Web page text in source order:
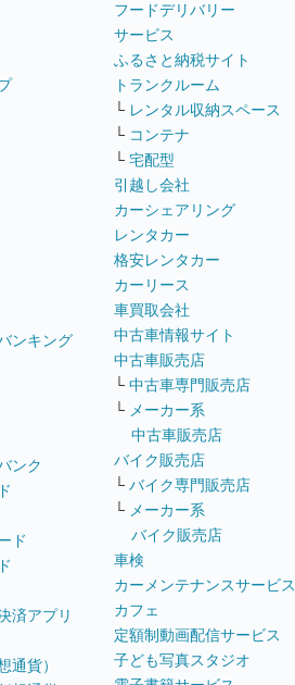
ンキング
ンク
ド
済アプリ
通貨）
フードデリバリー
サービス
ふるさと納税サイト
トランクルーム
└ レンタル収納スペース
└ コンテナ
└ 宅配型
引越し会社
カーシェアリング
レンタカー
格安レンタカー
カーリース
車買取会社
中古車情報サイト
中古車販売店
└ 中古車専門販売店
└ メーカー系
中古車販売店
バイク販売店
└ バイク専門販売店
└ メーカー系
バイク販売店
車検
カーメンテナンスサービス
カフェ
定額制動画配信サービス
子ども写真スタジオ